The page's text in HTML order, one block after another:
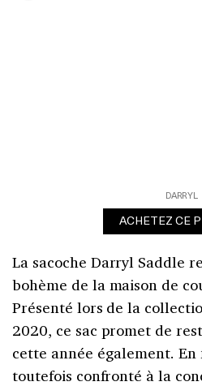
DARRYL
ACHETEZ CE
La sacoche Darryl Saddle
bohème de la maison de
Présenté lors de la
2020, ce sac promet de
cette année également.
toutefois confronté à la